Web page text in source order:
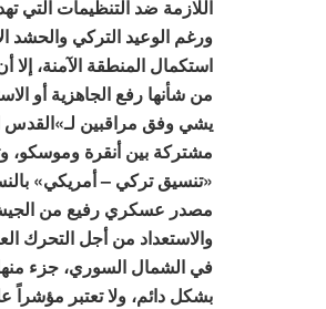
اللازمة ضد التنظيمات التي
ورغم الوعيد التركي
استكمال المنطقة الآمنة،
من شأنها رفع الجاهزية أو
يشي وفق مراقبين لـ»القدس
مشتركة بين أنقرة وموسكو،
«تنسيق تركي – أمريكي»
مصدر عسكري رفيع من الجيش
والاستعداد من أجل التحرك
في الشمال السوري، جزء
بشكل دائم، ولا تعتبر